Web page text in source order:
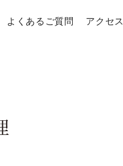
よくあるご質問 アクセス